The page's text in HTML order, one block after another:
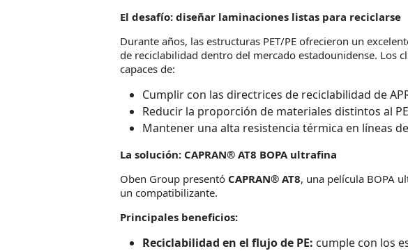
El desafío: diseñar laminaciones listas para reciclarse
Durante años, las estructuras PET/PE ofrecieron un
de reciclabilidad dentro del mercado estadounidense. Los
capaces de:
Cumplir con las directrices de reciclabilidad de
Reducir la proporción de materiales distintos al
Mantener una alta resistencia térmica en líneas
La solución: CAPRAN® AT8 BOPA ultrafina
Oben Group presentó CAPRAN® AT8, una película BOPA
un compatibilizante.
Principales beneficios:
Reciclabilidad en el flujo de PE: cumple con los